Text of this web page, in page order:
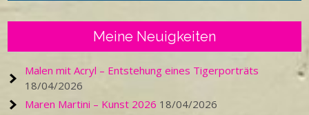
Meine Neuigkeiten
Malen mit Acryl – Entstehung eines Tigerporträts
18/04/2026
Maren Martini – Kunst 2026 18/04/2026